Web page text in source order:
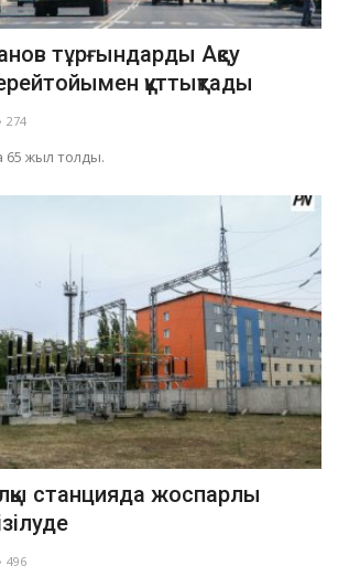
тұрғындарды Ақсу
құттықтады
274
65 жыл толды.
станцияда жоспарлы
496